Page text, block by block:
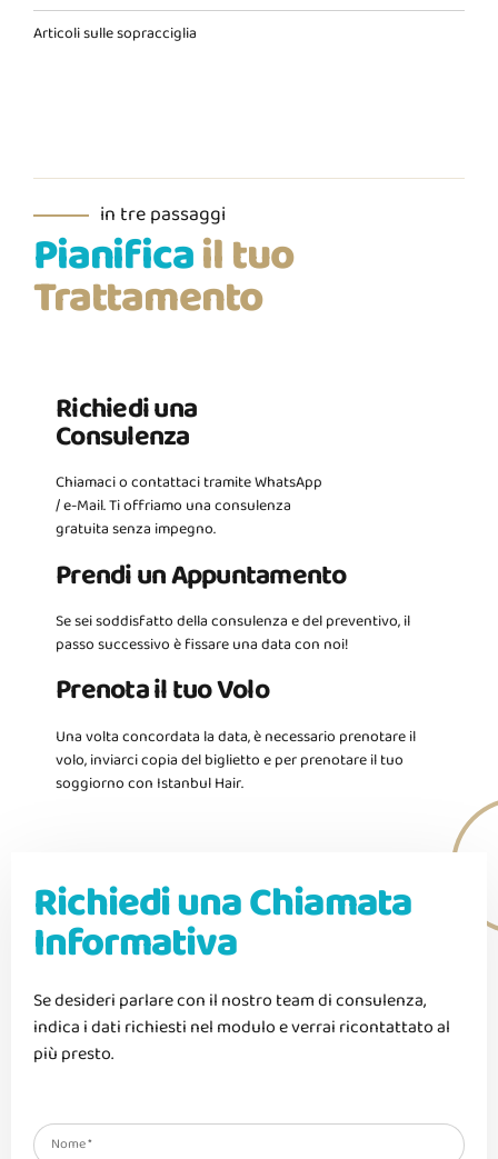
Articoli sulle sopracciglia
in tre passaggi
Pianificail tuo
Trattamento
Richiedi una
Consulenza
Chiamaci o contattaci tramite WhatsApp
/ e-Mail. Ti offriamo una consulenza
gratuita senza impegno.
Prendi un Appuntamento
Se sei soddisfatto della consulenza e del preventivo, il
passo successivo è fissare una data con noi!
Prenota il tuo Volo
Una volta concordata la data, è necessario prenotare il
volo, inviarci copia del biglietto e per prenotare il tuo
soggiorno con Istanbul Hair.
Richiedi una Chiamata
Informativa
Se desideri parlare con il nostro team di consulenza,
indica i dati richiesti nel modulo e verrai ricontattato al
più presto.